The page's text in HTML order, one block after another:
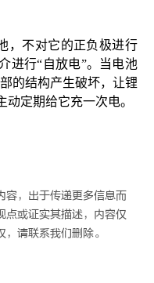
，不对它的正负极进行
进行“自放电”。当电池
的结构产生破坏，让锂
定期给它充一次电。
容，出于传递更多信息而
点或证实其描述，内容仅
请联系我们删除。